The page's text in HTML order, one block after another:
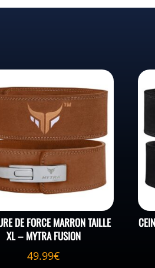
DE FORCE MARRON TAILLE
XL – MYTRA FUSION
49.99€